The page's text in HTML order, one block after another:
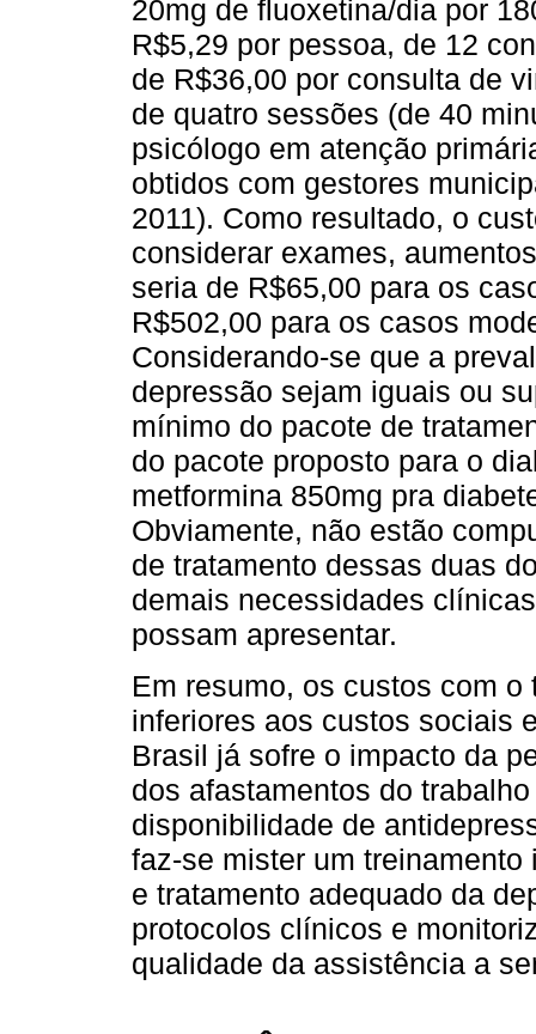
20mg de fluoxetina/dia por
R$5,29 por pessoa, de 12
de R$36,00 por consulta de
de quatro sessões (de 40
psicólogo em atenção
obtidos com gestores
2011). Como resultado, o
considerar exames,
seria de R$65,00 para os
R$502,00 para os casos
Considerando-se que a
depressão sejam iguais ou
mínimo do pacote de
do pacote proposto para o
metformina 850mg pra
Obviamente, não estão
de tratamento dessas duas
demais necessidades
possam apresentar.
Em resumo, os custos com
inferiores aos custos sociais
Brasil já sofre o impacto da
dos afastamentos do
disponibilidade de
faz-se mister um
e tratamento adequado da
protocolos clínicos e
qualidade da assistência a